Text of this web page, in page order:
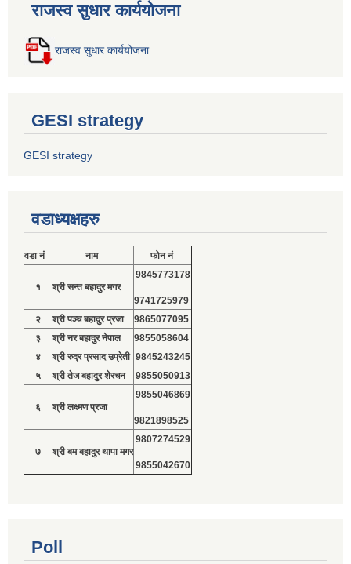
राजस्व सुधार कार्ययोजना
राजस्व सुधार कार्ययोजना
GESI strategy
GESI strategy
वडाध्यक्षहरु
वडा नं नाम फोन नं
१ श्री सन्त बहादुर मगर
9845773178
9741725979
२
श्री पञ्च बहादुर प्रजा
9865077095
३
श्री नर बहादुर नेपाल
9855058604
४
श्री रुद्र प्रसाद उप्रेती 9845243245
५
श्री तेज बहादुर शेरचन 9855050913
६ श्री लक्ष्मण प्रजा
9855046869
9821898525
७ श्री बम बहादुर थापा मगर
9807274529
9855042670
Poll